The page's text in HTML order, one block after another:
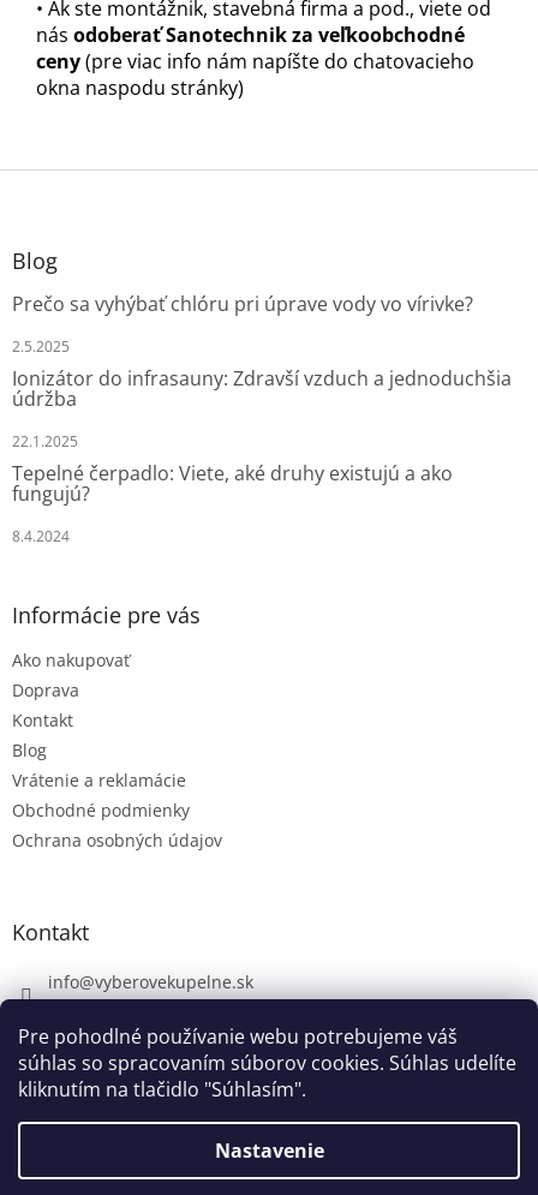
Pre pohodlné používanie webu potrebujeme váš
súhlas so spracovaním súborov cookies. Súhlas udelíte
kliknutím na tlačidlo "Súhlasím".
Nastavenie
• Ak ste montážnik, stavebná firma a pod., viete od
nás odoberať Sanotechnik za veľkoobchodné
ceny(pre viac info nám napíšte do chatovacieho
okna naspodu stránky)
Z
Blog
Prečo sa vyhýbať chlóru pri úprave vody vo vírivke?
2.5.2025
Ionizátor do infrasauny: Zdravší vzduch a jednoduchšia
údržba
22.1.2025
Tepelné čerpadlo: Viete, aké druhy existujú a ako
fungujú?
8.4.2024
Informácie pre vás
Ako nakupovať
Doprava
Kontakt
Blog
Vrátenie a reklamácie
Obchodné podmienky
Ochrana osobných údajov
Kontakt
info@vyberovekupelne.sk
https://www.facebook.com/vyberovekoupelny/
Vytvoril Shoptet